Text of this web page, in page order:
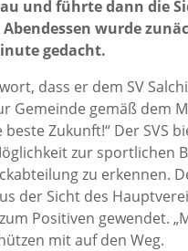
und führte dann die
wurde
gedacht.
dass er dem SV
Gemeinde gemäß dem
Zukunft!“ Der SVS
zur sportlichen
zu erkennen.
der Sicht des
Positiven gewendet.
mit auf den Weg.